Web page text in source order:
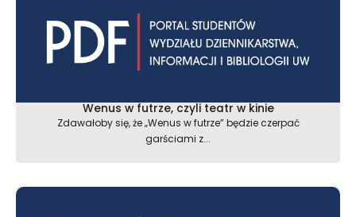
Wenus w futrze, czyli teatr w kinie
Zdawałoby się, że „Wenus w futrze” będzie czerpać
garściami z...